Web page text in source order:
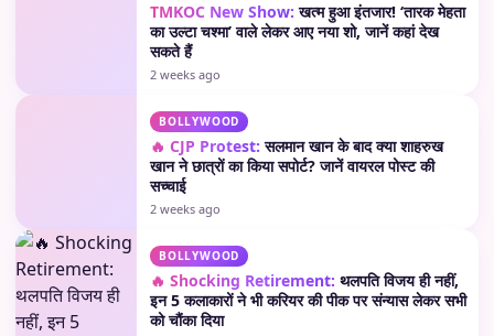
TMKOC New Show: खत्म हुआ इंतजार! ‘तारक मेहता
का उल्टा चश्मा’ वाले लेकर आए नया शो, जानें कहां देख
सकते हैं
2 weeks ago
BOLLYWOOD
🔥 CJP Protest: सलमान खान के बाद क्या शाहरुख
खान ने छात्रों का किया सपोर्ट? जानें वायरल पोस्ट की
सच्चाई
2 weeks ago
BOLLYWOOD
🔥 Shocking Retirement: थलपति विजय ही नहीं,
इन 5 कलाकारों ने भी करियर की पीक पर संन्यास लेकर सभी
को चौंका दिया